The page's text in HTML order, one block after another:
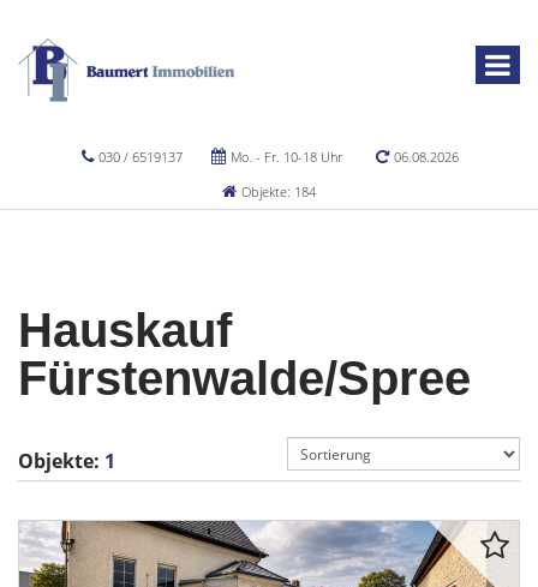
030 / 6519137 Mo. - Fr. 10-18 Uhr
06.08.2026
Objekte: 184
Hauskauf
Fürstenwalde/Spree
Objekte: 1